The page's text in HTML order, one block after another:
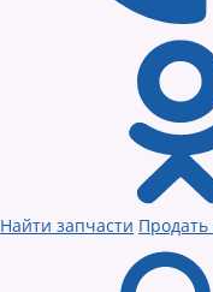
Найти запчасти Продать